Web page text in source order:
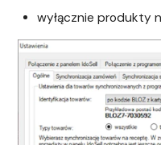
wyłącznie produkty